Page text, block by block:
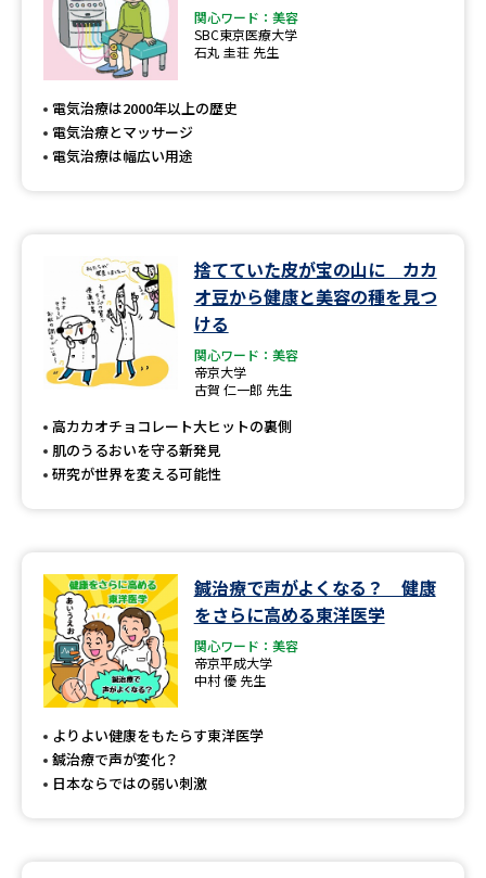
来場型・Web型イベント特集 夢ナビライブ
受験準備
先輩が入学を決めた理由 テレメール全国一斉進学調査
新生活お役立ちガイド
学問発見
学問のミニ講義「夢ナビ講義」 学問分野解説
学問の教科書 夢ナビライブ
Ｑ＆Ａ よくあるご質問
関心ワード：美容
SBC東京医療大学
石丸 圭荘 先生
電気治療は2000年以上の歴史
電気治療とマッサージ
電気治療は幅広い用途
捨てていた皮が宝の山に カカ
オ豆から健康と美容の種を見つ
ける
関心ワード：美容
帝京大学
古賀 仁一郎 先生
高カカオチョコレート大ヒットの裏側
肌のうるおいを守る新発見
研究が世界を変える可能性
鍼治療で声がよくなる？ 健康
をさらに高める東洋医学
関心ワード：美容
帝京平成大学
中村 優 先生
よりよい健康をもたらす東洋医学
鍼治療で声が変化？
日本ならではの弱い刺激